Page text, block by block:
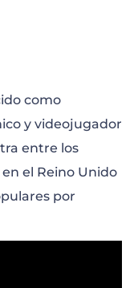
como
y videojugador
entre los
el Reino Unido
por